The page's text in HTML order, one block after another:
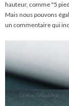
hauteur, comme "5
Mais nous pouvons
un commentaire qui